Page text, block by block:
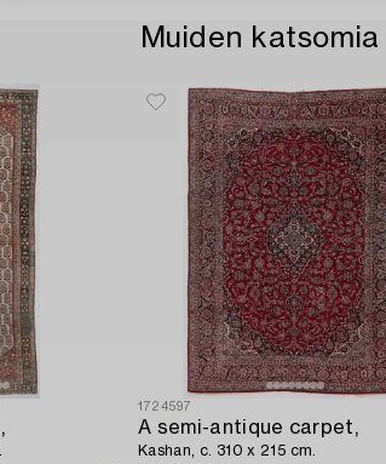
Muiden
1724597
A semi-antique carpet,
Kashan, c. 310 x 215 cm.